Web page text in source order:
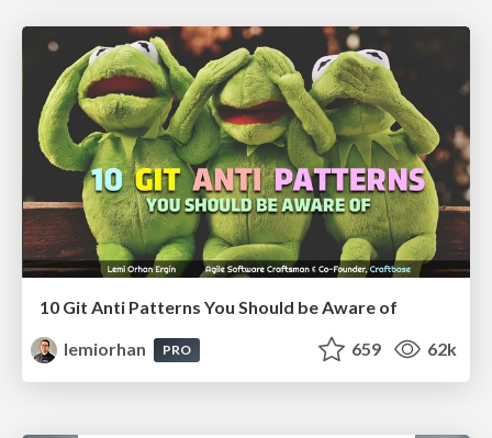
10 Git Anti Patterns You Should be Aware of
lemiorhan
PRO 659 62k